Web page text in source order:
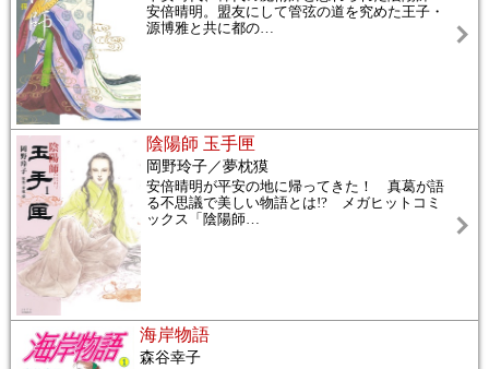
安倍晴明。盟友にして管弦の道を究めた王子・
源博雅と共に都の…
陰陽師 玉手匣
岡野玲子／夢枕獏
安倍晴明が平安の地に帰ってきた！ 真葛が語
る不思議で美しい物語とは!? メガヒットコミ
ックス「陰陽師…
海岸物語
森谷幸子